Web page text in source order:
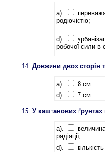
a).
родючістю;
d).
робочої сили в
Довжини двох сторін
a). 8 см
d).
7 см
У каштанових
a).
радіації;
d).